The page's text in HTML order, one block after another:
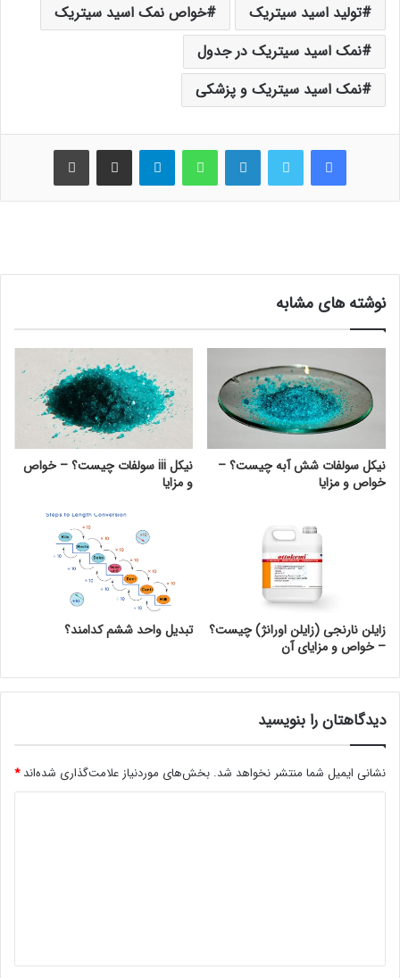
تولید اسید سیتریک
خواص نمک اسید سیتریک
نمک اسید سیتریک در جدول
نمک اسید سیتریک و پزشکی
فیس بوک لینکدین واتس آپ اشتراک گذاری از طریق ایمیل
نوشته های مشابه
نیکل سولفات شش آبه چیست؟ –
خواص و مزایا
نیکل iii سولفات چیست؟ – خواص
و مزایا
زایلن نارنجی (زایلن اورانژ) چیست؟
– خواص و مزایای آن
تبدیل واحد ششم کدامند؟
دیدگاهتان را بنویسید
نشانی ایمیل شما منتشر نخواهد شد. بخش‌های موردنیاز علامت‌گذاری شده‌اند*
*